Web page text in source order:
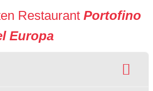
Restaurant Portofino
Europa